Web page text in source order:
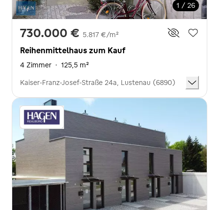
1 / 26
730.000 € 5.817 €/m²
Reihenmittelhaus zum Kauf
4 Zimmer · 125,5 m²
Kaiser-Franz-Josef-Straße 24a, Lustenau (6890)